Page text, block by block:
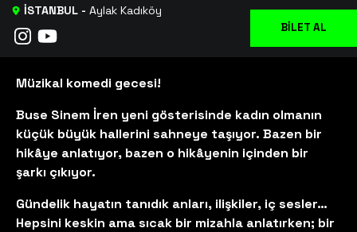
İSTANBUL- Aylak Kadıköy
BİLET AL
Müzikal komedi gecesi!
Buse Sinem İren yeni gösterisinde kadın olmanın
küçük büyük hallerini sahneye taşıyor. Bazen bir
hikâye anlatıyor, bazen o hikâyenin içinden bir
şarkı çıkıyor.
Gündelik hayatın tanıdık anları, ilişkiler, iç sesler…
Hepsini keskin ama sıcak bir mizahla anlatırken; bir